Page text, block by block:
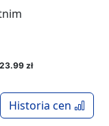
23.99 zł
Historia cen